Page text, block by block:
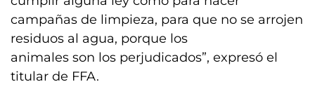
campañas de limpieza, para que no se arrojen
residuos al agua, porque los
animales son los perjudicados”, expresó el
titular de FFA.